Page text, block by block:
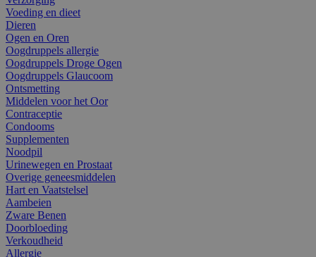
Voeding en dieet
Dieren
Ogen en Oren
Oogdruppels allergie
Oogdruppels Droge Ogen
Oogdruppels Glaucoom
Ontsmetting
Middelen voor het Oor
Contraceptie
Condooms
Supplementen
Noodpil
Urinewegen en Prostaat
Overige geneesmiddelen
Hart en Vaatstelsel
Aambeien
Zware Benen
Doorbloeding
Verkoudheid
Allergie